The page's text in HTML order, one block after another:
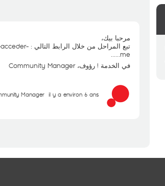
مرحبا بيك،
تبع المراحل من خلال الرابط التالي :
me...
...
في الخدمة ! رؤوف، Community Manager
Manager il y a environ 6 ans